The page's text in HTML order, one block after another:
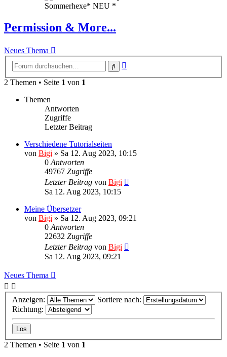
Permission & More...
Neues Thema
Suche
2 Themen • Seite 1 von 1
Themen
Antworten
Zugriffe
Letzter Beitrag
Verschiedene Tutorialseiten
von Bigi » Sa 12. Aug 2023, 10:15
0 Antworten
49767 Zugriffe
Letzter Beitrag von Bigi
Sa 12. Aug 2023, 10:15
Meine Übersetzer
von Bigi » Sa 12. Aug 2023, 09:21
0 Antworten
22632 Zugriffe
Letzter Beitrag von Bigi
Sa 12. Aug 2023, 09:21
Neues Thema
Anzeigen:
Sortiere nach:
Richtung:
2 Themen • Seite 1 von 1